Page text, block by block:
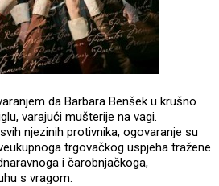
da Barbara Benšek u krušno
varajući mušterije na vagi.
njezinih protivnika, ogovaranje su
trgovačkog uspjeha tražene
i čarobnjačkoga,
s vragom.